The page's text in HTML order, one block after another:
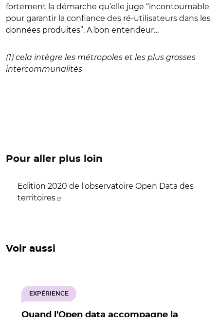
fortement la démarche qu’elle juge “incontournable
pour garantir la confiance des ré-utilisateurs dans les
données produites”. A bon entendeur…
(1) cela intègre les métropoles et les plus grosses
intercommunalités
Pour aller plus loin
Edition 2020 de l'observatoire Open Data des
territoires
Voir aussi
Quand l'Open data accompagne la
EXPÉRIENCE